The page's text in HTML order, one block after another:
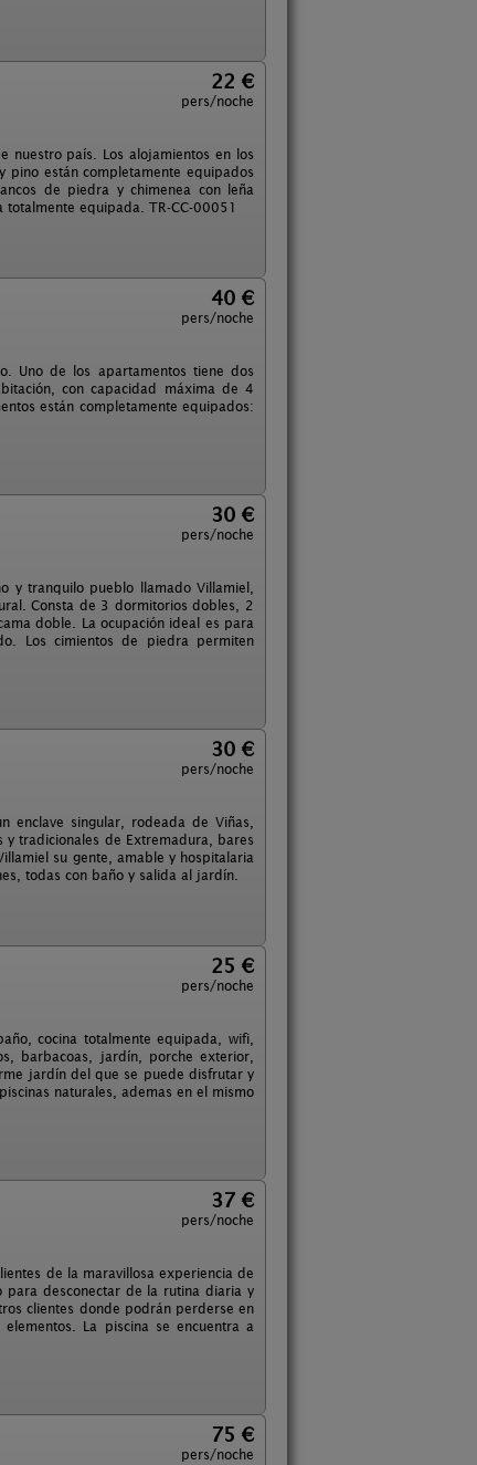
22 €
pers/noche
nuestro país. Los alojamientos en los
están completamente equipados
de piedra y chimenea con leña
equipada. TR-CC-00051
40 €
pers/noche
Uno de los apartamentos tiene dos
con capacidad máxima de 4
están completamente equipados:
30 €
pers/noche
y tranquilo pueblo llamado Villamiel,
Consta de 3 dormitorios dobles, 2
doble. La ocupación ideal es para
Los cimientos de piedra permiten
30 €
pers/noche
enclave singular, rodeada de Viñas,
y tradicionales de Extremadura, bares
su gente, amable y hospitalaria
todas con baño y salida al jardín.
25 €
pers/noche
cocina totalmente equipada, wifi,
barbacoas, jardín, porche exterior,
jardín del que se puede disfrutar y
naturales, ademas en el mismo
37 €
pers/noche
de la maravillosa experiencia de
para desconectar de la rutina diaria y
clientes donde podrán perderse en
La piscina se encuentra a
75 €
pers/noche